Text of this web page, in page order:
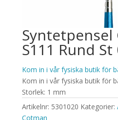
Syntetpensel
S111 Rund St
Kom in i vår fysiska butik för
Kom in i vår fysiska butik för
Storlek: 1 mm
Artikelnr: 5301020 Kategorier:
Cotman